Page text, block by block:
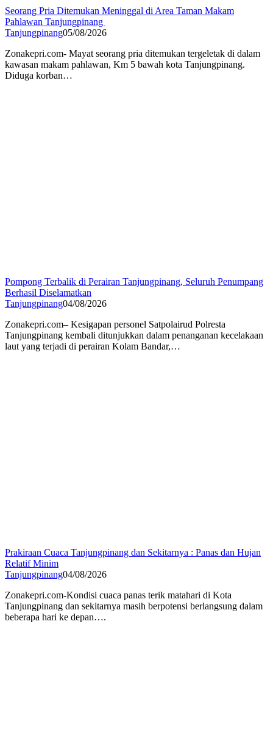
Seorang Pria Ditemukan Meninggal di Area Taman Makam
Pahlawan Tanjungpinang
Tanjungpinang05/08/2026
Zonakepri.com- ‎Mayat seorang pria ditemukan tergeletak di dalam
kawasan makam pahlawan, Km 5 bawah kota Tanjungpinang.
Diduga korban…
Pompong Terbalik di Perairan Tanjungpinang, Seluruh Penumpang
Berhasil Diselamatkan
Tanjungpinang04/08/2026
Zonakepri.com– Kesigapan personel Satpolairud Polresta
Tanjungpinang kembali ditunjukkan dalam penanganan kecelakaan
laut yang terjadi di perairan Kolam Bandar,…
Prakiraan Cuaca Tanjungpinang dan Sekitarnya : Panas dan Hujan
Relatif Minim
Tanjungpinang04/08/2026
Zonakepri.com-Kondisi cuaca panas terik matahari di Kota
Tanjungpinang dan sekitarnya masih berpotensi berlangsung dalam
beberapa hari ke depan….